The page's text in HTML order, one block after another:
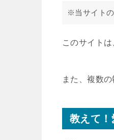
※当サイトの
このサイト
また、複数
教えて！